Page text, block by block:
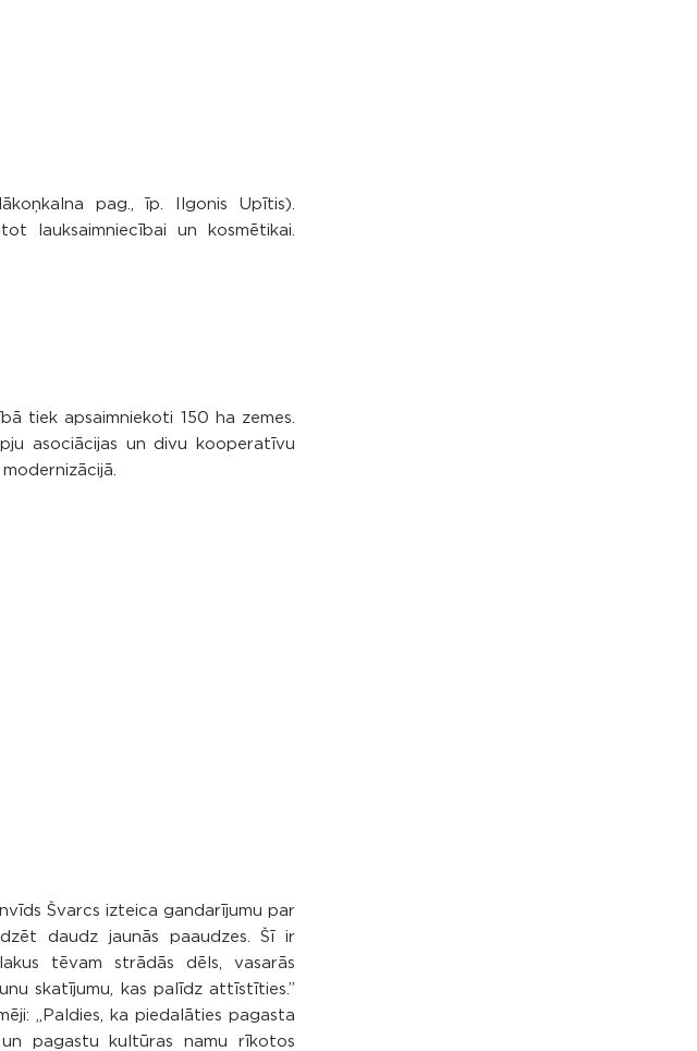
pag., īp. Ilgonis Upītis).
lauksaimniecībai un kosmētikai.
tiek apsaimniekoti 150 ha zemes.
asociācijas un divu kooperatīvu
Švarcs izteica gandarījumu par
daudz jaunās paaudzes. Šī ir
tēvam strādās dēls, vasarās
skatījumu, kas palīdz attīstīties.”
„Paldies, ka piedalāties pagasta
pagastu kultūras namu rīkotos